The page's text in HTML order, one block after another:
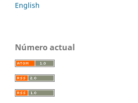
English
Número actual